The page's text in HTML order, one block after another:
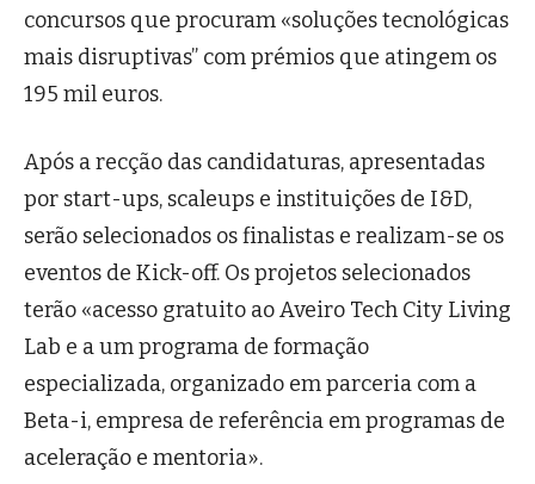
concursos que procuram «soluções tecnológicas
mais disruptivas” com prémios que atingem os
195 mil euros.
Após a recção das candidaturas, apresentadas
por start-ups, scaleups e instituições de I&D,
serão selecionados os finalistas e realizam-se os
eventos de Kick-off. Os projetos selecionados
terão «acesso gratuito ao Aveiro Tech City Living
Lab e a um programa de formação
especializada, organizado em parceria com a
Beta-i, empresa de referência em programas de
aceleração e mentoria».